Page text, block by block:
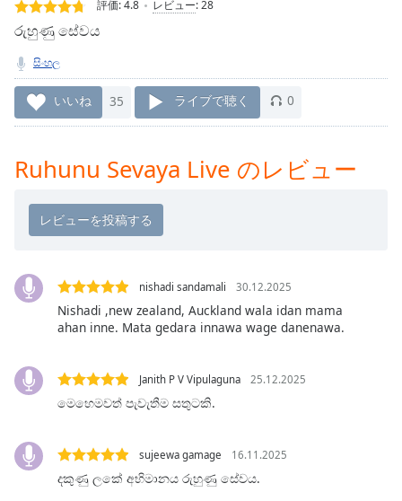
Type
LIVE
Seek to
live,
currently
behind
LIVE
Remaining
Playback
Rate
Chapters
Descriptions
descriptions
off
selected
Subtitles
subtitles
評価:4.8 レビュー:28
රුහුණු සේවය
සිංහල
いいね 35 ライブで聴く 0
Ruhunu Sevaya Live のレビュー
nishadi sandamali 30.12.2025
Nishadi ,new zealand, Auckland wala idan mama
ahan inne. Mata gedara innawa wage danenawa.
Janith P V Vipulaguna 25.12.2025
මෙහෙමවත් පැවැතීම සතුටකි.
sujeewa gamage 16.11.2025
දකුණු ලකේ අභිමානය රුහුණු සේවය.